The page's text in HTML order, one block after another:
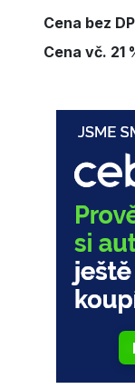
Cena bez
Cena vč. 21